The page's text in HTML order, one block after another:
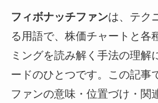
フィボナッチファンは、テク
る用語で、株価チャートと各
ミングを読み解く手法の理解
ードのひとつです。この記事
ファンの意味・位置づけ・関